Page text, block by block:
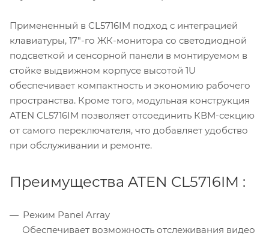
Примененный в CL5716IM подход с интеграцией
клавиатуры, 17"-го ЖК-монитора со светодиодной
подсветкой и сенсорной панели в монтируемом в
стойке выдвижном корпусе высотой 1U
обеспечивает компактность и экономию рабочего
пространства. Кроме того, модульная конструкция
ATEN CL5716IM позволяет отсоединить КВМ-секцию
от самого переключателя, что добавляет удобство
при обслуживании и ремонте.
Преимущества ATEN CL5716IM :
Режим Panel Array
Обеспечивает возможность отслеживания видео